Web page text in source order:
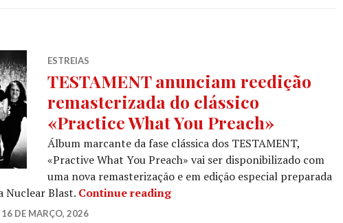
ESTREIAS
TESTAMENT anunciam reedição
remasterizada do clássico
«Practice What You Preach»
Álbum marcante da fase clássica dos TESTAMENT,
«Practive What You Preach» vai ser disponibilizado com
uma nova remasterização e em edição especial preparada
Nuclear Blast. Continue readingTESTAMENT anunciam
16 DE MARÇO, 2026